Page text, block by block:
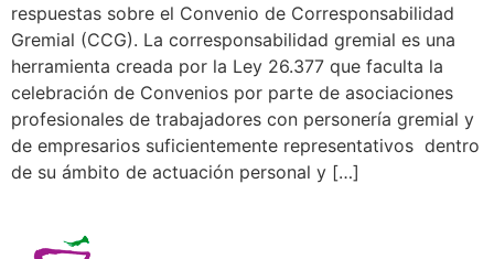
respuestas sobre el Convenio de Corresponsabilidad
Gremial (CCG). La corresponsabilidad gremial es una
herramienta creada por la Ley 26.377 que faculta la
celebración de Convenios por parte de asociaciones
profesionales de trabajadores con personería gremial y
de empresarios suficientemente representativos dentro
de su ámbito de actuación personal y […]